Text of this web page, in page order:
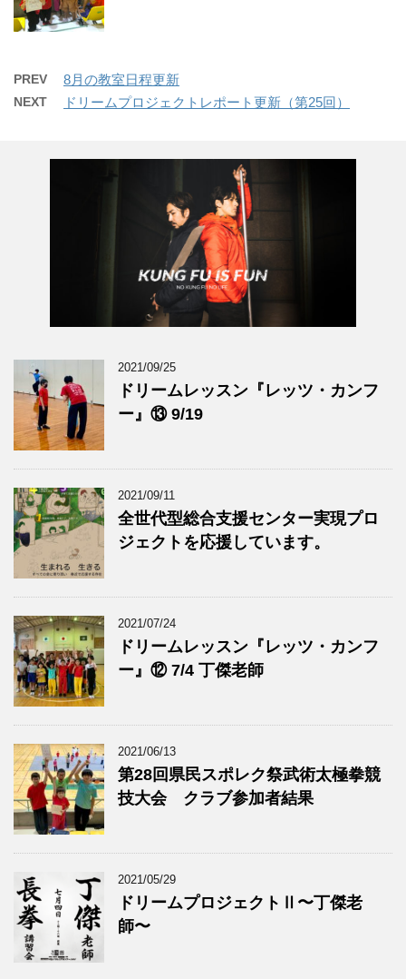
PREV 8月の教室日程更新
NEXT ドリームプロジェクトレポート更新（第25回）
2021/09/25
ドリームレッスン『レッツ・カンフ
ー』⑬ 9/19
2021/09/11
全世代型総合支援センター実現プロ
ジェクトを応援しています。
2021/07/24
ドリームレッスン『レッツ・カンフ
ー』⑫ 7/4 丁傑老師
2021/06/13
第28回県民スポレク祭武術太極拳競
技大会 クラブ参加者結果
2021/05/29
ドリームプロジェクトⅡ〜丁傑老
師〜